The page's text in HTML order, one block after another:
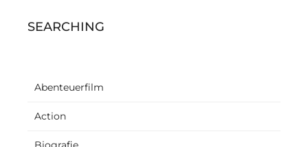
SEARCHING
Abenteuerfilm
Action